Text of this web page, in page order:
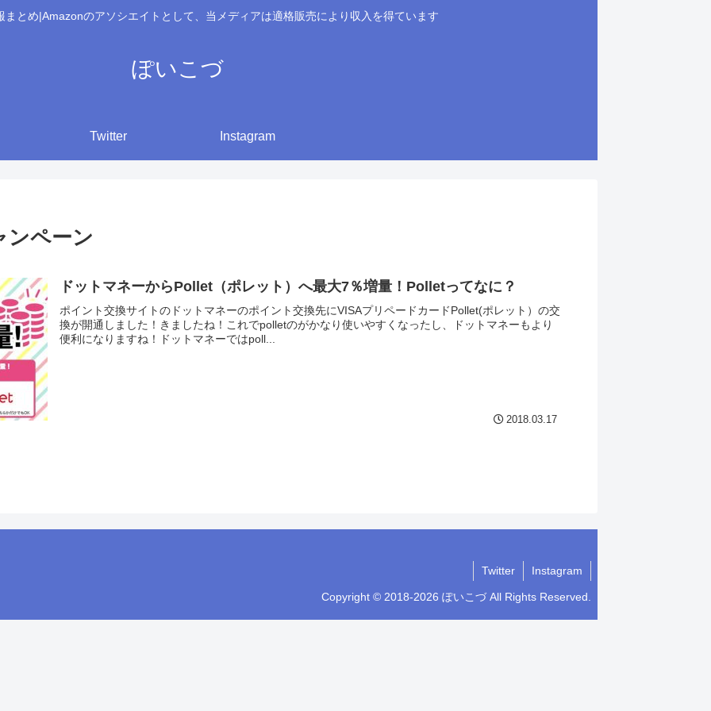
まとめ|Amazonのアソシエイトとして、当メディアは適格販売により収入を得ています
ぽいこづ
Twitter Instagram
ンペーン
ドットマネーからPollet（ポレット）へ最大7％増量！Polletってなに？
ポイント交換サイトのドットマネーのポイント交換先にVISAプリペードカードPollet(ポレット）の交
換が開通しました！きましたね！これでpolletのがかなり使いやすくなったし、ドットマネーもより
便利になりますね！ドットマネーではpoll...
2018.03.17
Twitter Instagram
Copyright © 2018-2026 ぽいこづ All Rights Reserved.